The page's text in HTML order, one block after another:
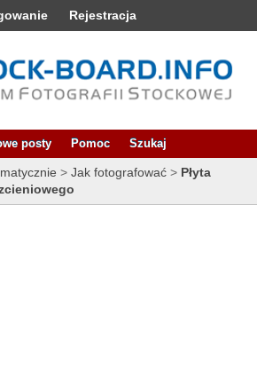
Rejestracja
posty Pomoc Szukaj
> Jak fotografować > Płyta